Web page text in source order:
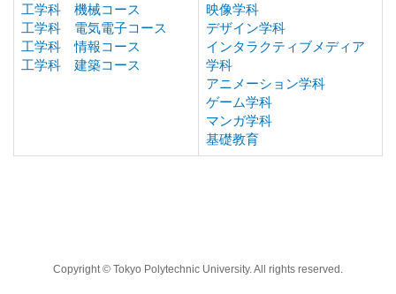
工学科 機械コース
工学科 電気電子コース
工学科 情報コース
工学科 建築コース
映像学科
デザイン学科
インタラクティブメディア
学科
アニメーション学科
ゲーム学科
マンガ学科
基礎教育
Copyright © Tokyo Polytechnic University. All rights reserved.